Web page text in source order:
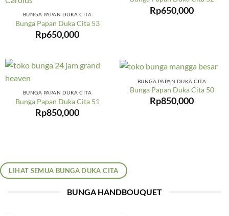
BUNGA PAPAN DUKA CITA
Bunga Papan Duka Cita 53
Rp650,000
Rp650,000
BUNGA PAPAN DUKA CITA
Bunga Papan Duka Cita 51
Rp850,000
BUNGA PAPAN DUKA CITA
Bunga Papan Duka Cita 50
Rp850,000
LIHAT SEMUA BUNGA DUKA CITA
BUNGA HANDBOUQUET